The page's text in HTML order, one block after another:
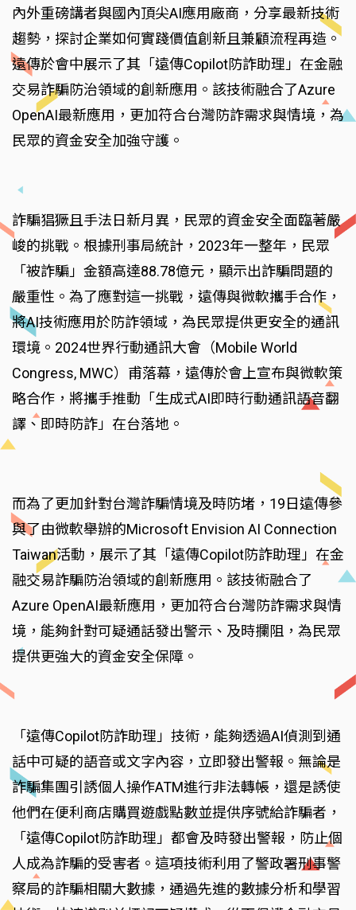
內外重磅講者與國內頂尖AI應用廠商，分享最新技術
趨勢，探討企業如何實踐價值創新且兼顧流程再造。
遠傳於會中展示了其「遠傳Copilot防詐助理」在金融
交易詐騙防治領域的創新應用。該技術融合了Azure
OpenAI最新應用，更加符合台灣防詐需求與情境，為
民眾的資金安全加強守護。
詐騙猖獗且手法日新月異，民眾的資金安全面臨著嚴
峻的挑戰。根據刑事局統計，2023年一整年，民眾
「被詐騙」金額高達88.78億元，顯示出詐騙問題的
嚴重性。為了應對這一挑戰，遠傳與微軟攜手合作，
將AI技術應用於防詐領域，為民眾提供更安全的通訊
環境。2024世界行動通訊大會（Mobile World
Congress, MWC）甫落幕，遠傳於會上宣布與微軟策
略合作，將攜手推動「生成式AI即時行動通訊語音翻
譯、即時防詐」在台落地。
而為了更加針對台灣詐騙情境及時防堵，19日遠傳參
與了由微軟舉辦的Microsoft Envision AI Connection
Taiwan活動，展示了其「遠傳Copilot防詐助理」在金
融交易詐騙防治領域的創新應用。該技術融合了
Azure OpenAI最新應用，更加符合台灣防詐需求與情
境，能夠針對可疑通話發出警示、及時攔阻，為民眾
提供更強大的資金安全保障。
「遠傳Copilot防詐助理」技術，能夠透過AI偵測到通
話中可疑的語音或文字內容，立即發出警報。無論是
詐騙集團引誘個人操作ATM進行非法轉帳，還是誘使
他們在便利商店購買遊戲點數並提供序號給詐騙者，
「遠傳Copilot防詐助理」都會及時發出警報，防止個
人成為詐騙的受害者。這項技術利用了警政署刑事警
察局的詐騙相關大數據，通過先進的數據分析和學習